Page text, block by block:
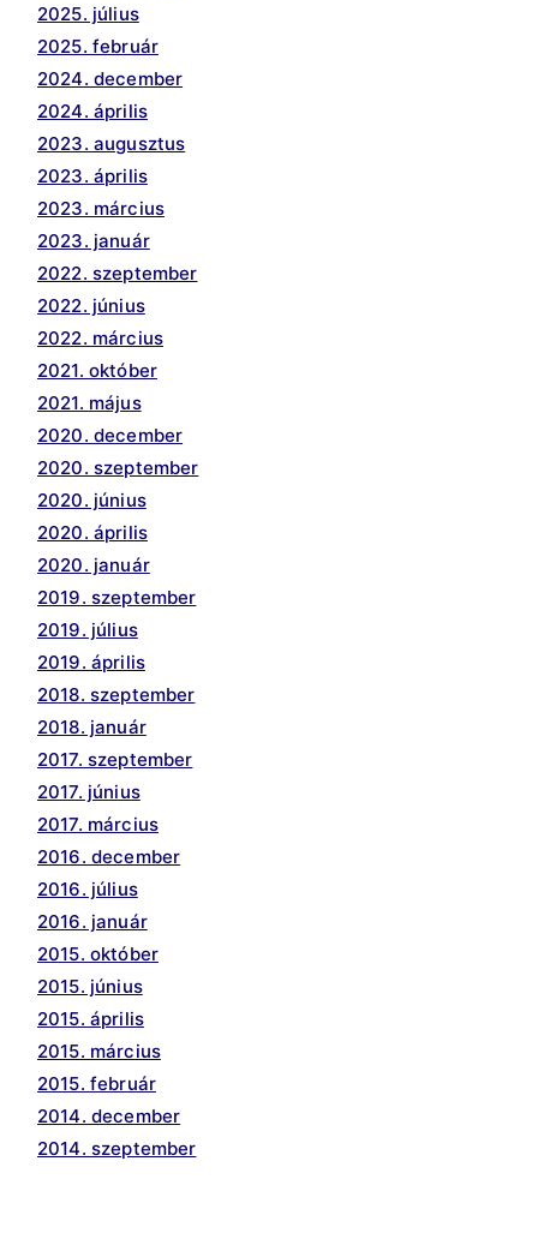
2025. július
2025. február
2024. december
2024. április
2023. augusztus
2023. április
2023. március
2023. január
2022. szeptember
2022. június
2022. március
2021. október
2021. május
2020. december
2020. szeptember
2020. június
2020. április
2020. január
2019. szeptember
2019. július
2019. április
2018. szeptember
2018. január
2017. szeptember
2017. június
2017. március
2016. december
2016. július
2016. január
2015. október
2015. június
2015. április
2015. március
2015. február
2014. december
2014. szeptember